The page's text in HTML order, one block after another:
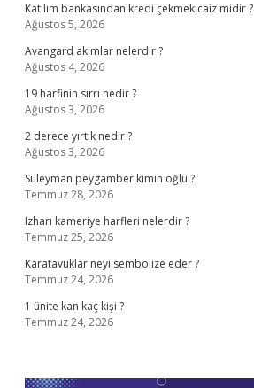
Katılım bankasından kredi çekmek caiz midir ?
Ağustos 5, 2026
Avangard akımlar nelerdir ?
Ağustos 4, 2026
19 harfinin sırrı nedir ?
Ağustos 3, 2026
2 derece yırtık nedir ?
Ağustos 3, 2026
Süleyman peygamber kimin oğlu ?
Temmuz 28, 2026
Izharı kameriye harfleri nelerdir ?
Temmuz 25, 2026
Karatavuklar neyi sembolize eder ?
Temmuz 24, 2026
1 ünite kan kaç kişi ?
Temmuz 24, 2026